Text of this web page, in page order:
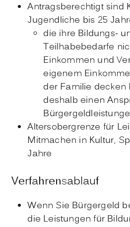
Antragsberechtigt sind
Jugendliche bis 25
die ihre Bildungs-
Teilhabebedarfe
Einkommen und
eigenem
der Familie decken
deshalb einen
Altersobergrenze für
Mitmachen in Kultur,
Jahre
Verfahrensablauf
Wenn Sie Bürgergeld
die Leistungen für